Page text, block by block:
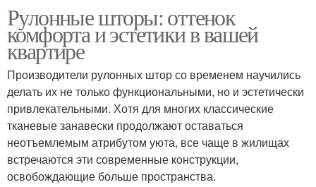
Рулонные шторы: оттенок
комфорта и эстетики в вашей
квартире
Производители рулонных штор со временем научились
делать их не только функциональными, но и эстетически
привлекательными. Хотя для многих классические
тканевые занавески продолжают оставаться
неотъемлемым атрибутом уюта, все чаще в жилищах
встречаются эти современные конструкции,
освобождающие больше пространства.